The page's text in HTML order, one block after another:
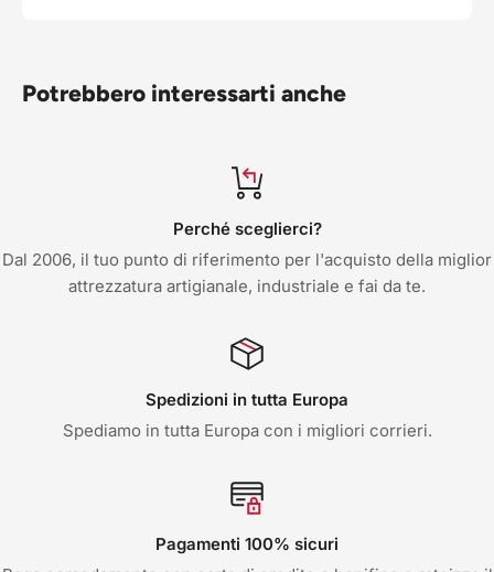
Potrebbero interessarti anche
Perché sceglierci?
Dal 2006, il tuo punto di riferimento per l'acquisto della miglior
attrezzatura artigianale, industriale e fai da te.
Spedizioni in tutta Europa
Spediamo in tutta Europa con i migliori corrieri.
Pagamenti 100% sicuri